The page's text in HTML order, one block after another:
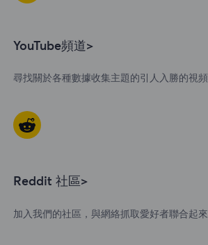
YouTube頻道>
尋找關於各種數據收集主題的引人入勝的視頻
Reddit 社區>
加入我們的社區，與網絡抓取愛好者聯合起來